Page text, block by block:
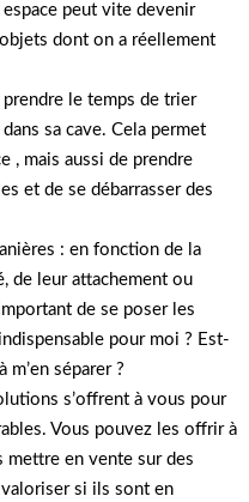
peut vite devenir
dont on a réellement
le temps de trier
sa cave. Cela permet
, mais aussi de prendre
et de se débarrasser des
: en fonction de la
de leur attachement ou
de se poser les
pour moi ? Est-
séparer ?
s’offrent à vous pour
Vous pouvez les offrir à
mettre en vente sur des
si ils sont en